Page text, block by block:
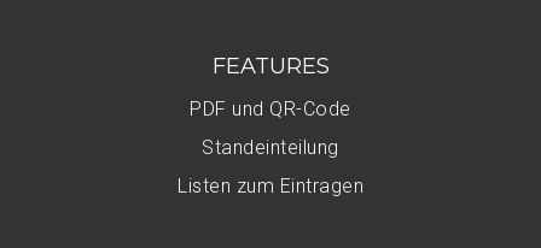
FEATURES
PDF und QR-Code
Standeinteilung
Listen zum Eintragen